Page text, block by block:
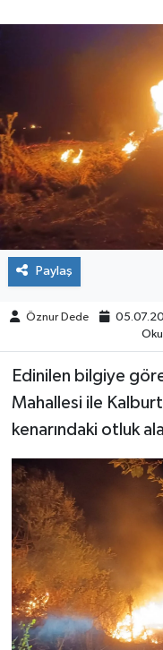
Paylaş
Öznur Dede
Edinilen bilgiye
Mahallesi ile
kenarındaki otluk
SİYASET
Son Dakika